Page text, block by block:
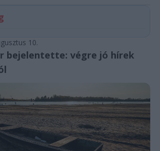
10.
bejelentette: végre jó hírek